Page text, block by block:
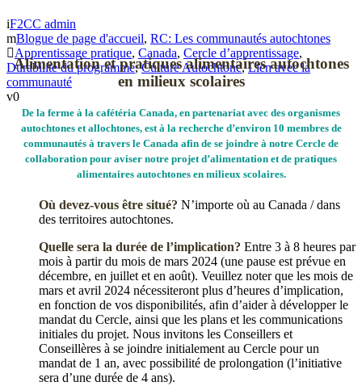
F2CC admin
Blogue de page d'accueil, RC: Les communautés autochtones
Apprentissage pratique, Canada, Cercle d’apprentissage,
Durabilité du programme, Culture Autochtone, Lien avec la
communauté
0
Alimentation et pratiquesalimentaires autochtones
en milieux scolaires
De la ferme à la cafétéria Canada, en partenariat avec des organismes
autochtones et allochtones, est à la recherche d’environ 10 membres de
communautés à travers le Canada afin de se joindre à notre Cercle de
collaboration pour aviser notre projet d’alimentation et de pratiques
alimentaires autochtones en milieux scolaires.
Où devez-vous être situé? N’importe où au Canada / dans
des territoires autochtones.
Quelle sera la durée de l’implication? Entre 3 à 8 heures par
mois à partir du mois de mars 2024 (une pause est prévue en
décembre, en juillet et en août). Veuillez noter que les mois de
mars et avril 2024 nécessiteront plus d’heures d’implication,
en fonction de vos disponibilités, afin d’aider à développer le
mandat du Cercle, ainsi que les plans et les communications
initiales du projet. Nous invitons les Conseillers et
Conseillères à se joindre initialement au Cercle pour un
mandat de 1 an, avec possibilité de prolongation (l’initiative
sera d’une durée de 4 ans).